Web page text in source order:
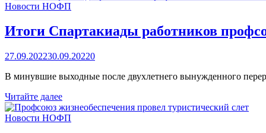
профсоюза
Новости НОФП
Итоги Спартакиады работников
27.09.202230.09.20220
В минувшие выходные после двухлетнего вынужденного
Итоги
Спартакиады
работников
Читайте далее
Новости НОФП